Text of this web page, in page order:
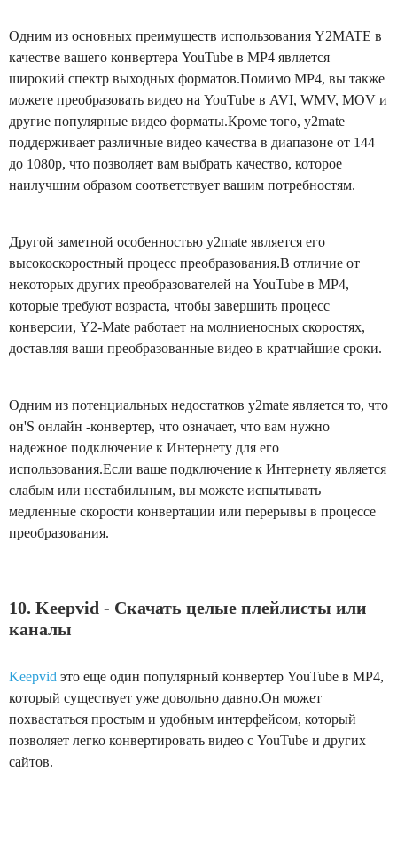
Одним из основных преимуществ использования Y2MATE в
качестве вашего конвертера YouTube в MP4 является
широкий спектр выходных форматов.Помимо MP4, вы также
можете преобразовать видео на YouTube в AVI, WMV, MOV и
другие популярные видео форматы.Кроме того, y2mate
поддерживает различные видео качества в диапазоне от 144
до 1080p, что позволяет вам выбрать качество, которое
наилучшим образом соответствует вашим потребностям.
Другой заметной особенностью y2mate является его
высокоскоростный процесс преобразования.В отличие от
некоторых других преобразователей на YouTube в MP4,
которые требуют возраста, чтобы завершить процесс
конверсии, Y2-Mate работает на молниеносных скоростях,
доставляя ваши преобразованные видео в кратчайшие сроки.
Одним из потенциальных недостатков y2mate является то, что
он'S онлайн -конвертер, что означает, что вам нужно
надежное подключение к Интернету для его
использования.Если ваше подключение к Интернету является
слабым или нестабильным, вы можете испытывать
медленные скорости конвертации или перерывы в процессе
преобразования.
10. Keepvid - Скачать целые плейлисты или
каналы
Keepvid это еще один популярный конвертер YouTube в MP4,
который существует уже довольно давно.Он может
похвастаться простым и удобным интерфейсом, который
позволяет легко конвертировать видео с YouTube и других
сайтов.